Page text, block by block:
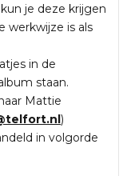
je deze krijgen
werkwijze is als
in de
staan.
Mattie
)
in volgorde